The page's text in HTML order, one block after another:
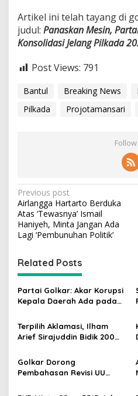
Artikel ini telah tayang di
judul: Panaskan Mesin,
Konsolidasi Jelang Pilkada
Post Views: 791
Bantul Breaking News
Pilkada
Projotamansari
P
o
s
t
n
a
v
i
g
a
t
i
Previous post
Airlangga Hartarto Berduka
Atas ‘Tewasnya’ Ismail
Haniyeh, Minta Jangan Ada
Lagi ‘Pembunuhan Politik’
Related Posts
Partai Golkar: Akar Korupsi
Kepala Daerah Ada pada
Pilkada
Terpilih Aklamasi, Ilham
Arief Sirajuddin Bidik 200
Pemilu 2029
Golkar Dorong
Pembahasan Revisi UU
Kajian Putusan MK Sudah